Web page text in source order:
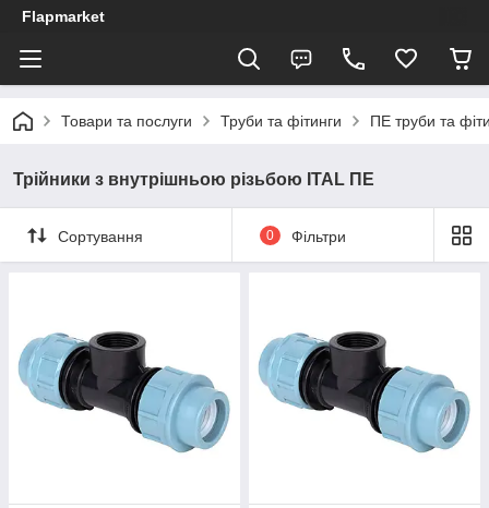
Flapmarket
Товари та послуги Труби та фітинги ПЕ труби та
Трійники з внутрішньою різьбою ITAL ПЕ
Сортування 0 Фільтри